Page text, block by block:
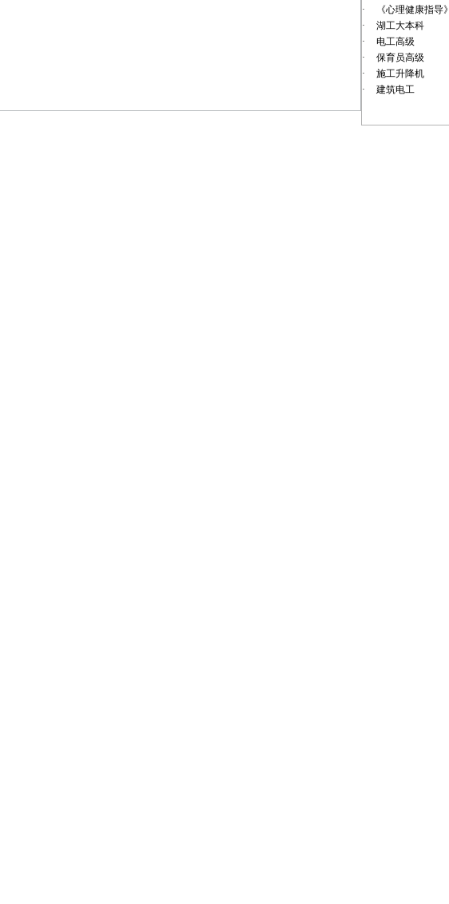
·
《心理健康指导
·
湖工大本科
·
电工高级
·
保育员高级
·
施工升降机
·
建筑电工